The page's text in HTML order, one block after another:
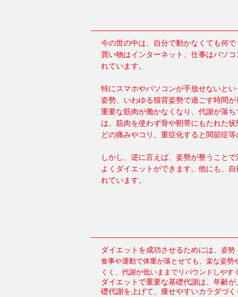
今の世の中は、自分で動かなくても何で
買い物はインターネット、仕事はパソ
れています。
特にスマホやパソコンが手放せないと
姿勢、いわゆる猫背姿勢で過ごす時間
重要な筋肉が働かなくなり、代謝が落
は、筋肉を使わず骨や靭帯にもたれた
どの痛みやコリ、重症化すると関節症等
しかし、逆に言えば、姿勢が整うこと
よくダイエットができます。他にも、
れています。
ダイエットを成功させるためには、 姿勢
食事や運動で体重が落とせても、楽な姿
くく、代謝が低いままでリバウンドしやす
ダイエットで重要な基礎代謝は、年齢
礎代謝を上げて、痩せやすいカラダづく